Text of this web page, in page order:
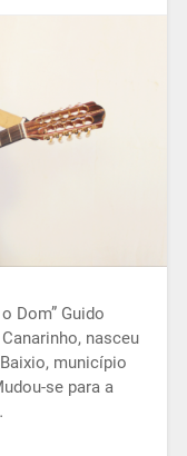
Dom” Guido
nasceu
município
se para a